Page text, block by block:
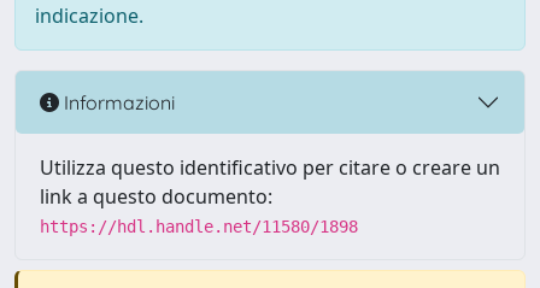
indicazione.
Informazioni
Utilizza questo identificativo per citare o creare un
link a questo documento:
https://hdl.handle.net/11580/1898